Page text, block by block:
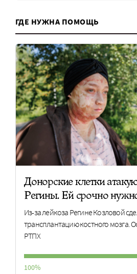
ГДЕ НУЖНА ПОМОЩЬ
Донорские клетки
Регины. Ей срочно
Из-за лейкоза Регине Козловой
трансплантацию костного мозга.
РТПХ
100%